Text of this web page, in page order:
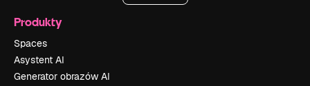
Produkty
Spaces
Asystent AI
Generator obrazów AI